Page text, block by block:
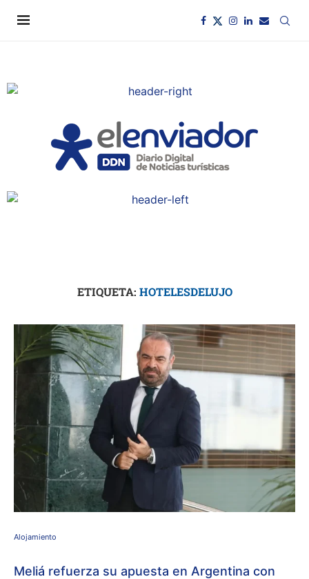
ETIQUETA: HOTELESDELUJO
Alojamiento
Meliá refuerza su apuesta en Argentina con